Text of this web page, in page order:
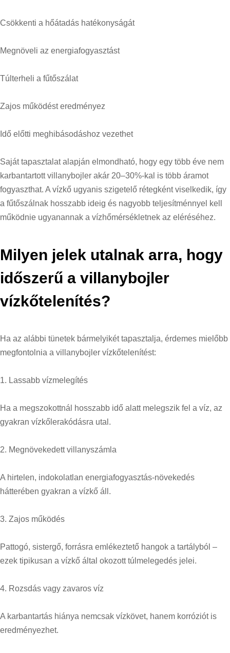
Csökkenti a hőátadás hatékonyságát
Megnöveli az energiafogyasztást
Túlterheli a fűtőszálat
Zajos működést eredményez
Idő előtti meghibásodáshoz vezethet
Saját tapasztalat alapján elmondható, hogy egy több éve nem
karbantartott villanybojler akár 20–30%-kal is több áramot
fogyaszthat. A vízkő ugyanis szigetelő rétegként viselkedik, így
a fűtőszálnak hosszabb ideig és nagyobb teljesítménnyel kell
működnie ugyanannak a vízhőmérsékletnek az eléréséhez.
Milyen jelek utalnak arra, hogy
időszerű a villanybojler
vízkőtelenítés?
Ha az alábbi tünetek bármelyikét tapasztalja, érdemes mielőbb
megfontolnia a villanybojler vízkőtelenítést:
1. Lassabb vízmelegítés
Ha a megszokottnál hosszabb idő alatt melegszik fel a víz, az
gyakran vízkőlerakódásra utal.
2. Megnövekedett villanyszámla
A hirtelen, indokolatlan energiafogyasztás-növekedés
hátterében gyakran a vízkő áll.
3. Zajos működés
Pattogó, sistergő, forrásra emlékeztető hangok a tartályból –
ezek tipikusan a vízkő által okozott túlmelegedés jelei.
4. Rozsdás vagy zavaros víz
A karbantartás hiánya nemcsak vízkövet, hanem korróziót is
eredményezhet.